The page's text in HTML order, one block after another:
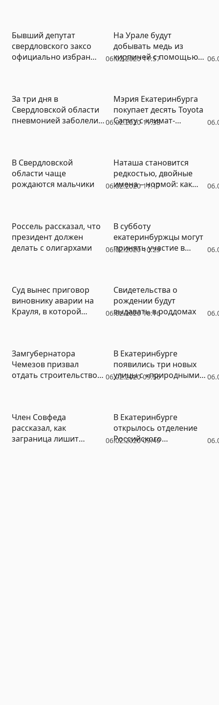
06.02.2020 11:57
Бывший депутат
свердловского заксо
официально избран
На Урале будут
добывать медь из
кирпичей с помощью
06.02.2020 11:38
За три дня в
Свердловской области
пневмонией заболели
Мэрия Екатеринбурга
покупает десять Toyota
Camry с климат-
06.02.2020 11:17
В Свердловской
области чаще
рождаются мальчики
Наташа становится
редкостью, двойные
имена – нормой: как
06.02.2020 10:25
Россель рассказал, что
президент должен
делать с олигархами
В субботу
екатеринбуржцы могут
принять участие в
06.02.2020 10:16
Суд вынес приговор
виновнику аварии на
Крауля, в которой
Свидетельства о
рождении будут
выдавать в роддомах
06.02.2020 09:56
Замгубернатора
Чемезов призвал
отдать строительство
В Екатеринбурге
появились три новых
улицы с «природными»
06.02.2020 09:40
Член Совфеда
рассказал, как
заграница лишит
В Екатеринбурге
открылось отделение
Российского